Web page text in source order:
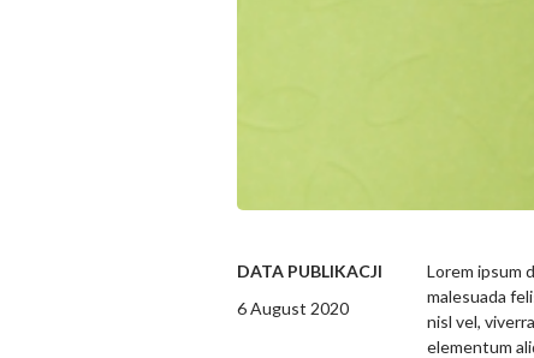
DATA PUBLIKACJI
6 August 2020
Lorem ipsum
malesuada
nisl vel,
elementum